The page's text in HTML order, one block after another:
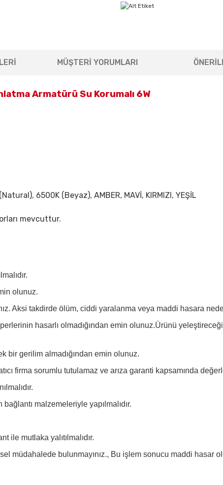
MÜŞTERİ YORUMLARI
Armatürü Su Korumalı 6W
6500K (Beyaz), AMBER, MAVİ, KIRMIZI, YEŞİL
mevcuttur.
olunuz.
Aksi takdirde ölüm, ciddi yaralanma veya maddi hasara
hasarlı olmadığından emin olunuz.Ürünü
bir gerilim almadığından emin olunuz.
firma sorumlu tutulamaz ve arıza garanti kapsamında
malzemeleriyle yapılmalıdır.
ile mutlaka yalıtılmalıdır.
müdahalede bulunmayınız., Bu işlem sonucu maddi hasar